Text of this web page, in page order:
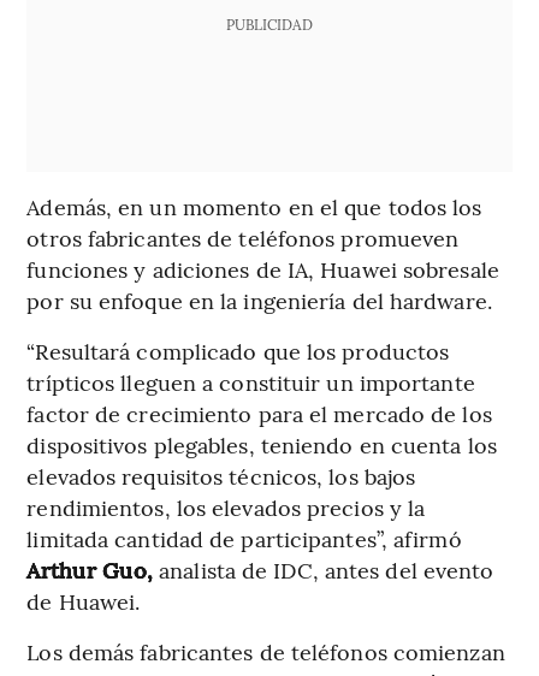
PUBLICIDAD
Además, en un momento en el que todos los
otros fabricantes de teléfonos promueven
funciones y adiciones de IA, Huawei sobresale
por su enfoque en la ingeniería del hardware.
“Resultará complicado que los productos
trípticos lleguen a constituir un importante
factor de crecimiento para el mercado de los
dispositivos plegables, teniendo en cuenta los
elevados requisitos técnicos, los bajos
rendimientos, los elevados precios y la
limitada cantidad de participantes”, afirmó
Arthur Guo, analista de IDC, antes del evento
de Huawei.
Los demás fabricantes de teléfonos comienzan